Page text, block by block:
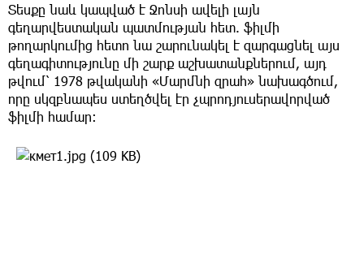
Տեսքը նաև կապված է Ջոնսի ավելի լայն
գեղարվեստական պատմության հետ. ֆիլմի
թողարկումից հետո նա շարունակել է զարգացնել այս
գեղագիտությունը մի շարք աշխատանքներում, այդ
թվում՝ 1978 թվականի «Մարմնի զրահ» նախագծում,
որը սկզբնապես ստեղծվել էր չպրոդյուսերավորված
ֆիլմի համար: